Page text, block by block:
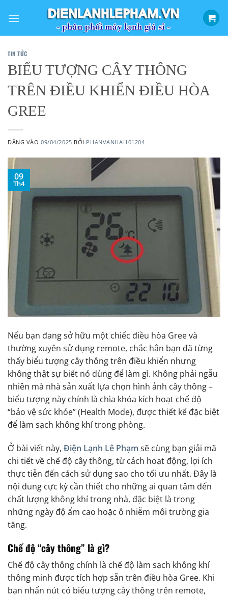
qua
TIN TỨC
BIỂU TƯỢNG CÂY THÔNG
TRÊN ĐIỀU KHIỂN ĐIỀU HÒA
GREE
ĐĂNG VÀO09/04/2025 BỞI PHANVANHAI101204
09
Th4
Nếu bạn đang sở hữu một chiếc điều hòa Gree và
thường xuyên sử dụng remote, chắc hẳn bạn đã từng
thấy biểu tượng cây thông trên điều khiển nhưng
không thật sự biết nó dùng để làm gì. Không phải ngẫu
nhiên mà nhà sản xuất lựa chọn hình ảnh cây thông –
biểu tượng này chính là chìa khóa kích hoạt chế độ
“bảo vệ sức khỏe” (Health Mode), được thiết kế đặc biệt
để làm sạch không khí trong phòng.
Ở bài viết này, Điện Lạnh Lê Phạm sẽ cùng bạn giải mã
chi tiết về chế độ cây thông, từ cách hoạt động, lợi ích
thực tiễn đến cách sử dụng sao cho tối ưu nhất. Đây là
nội dung cực kỳ cần thiết cho những ai quan tâm đến
chất lượng không khí trong nhà, đặc biệt là trong
những ngày độ ẩm cao hoặc ô nhiễm môi trường gia
tăng.
Chế độ “cây thông” là gì?
Chế độ cây thông chính là chế độ làm sạch không khí
thông minh được tích hợp sẵn trên điều hòa Gree. Khi
bạn nhấn nút có biểu tượng cây thông trên remote,